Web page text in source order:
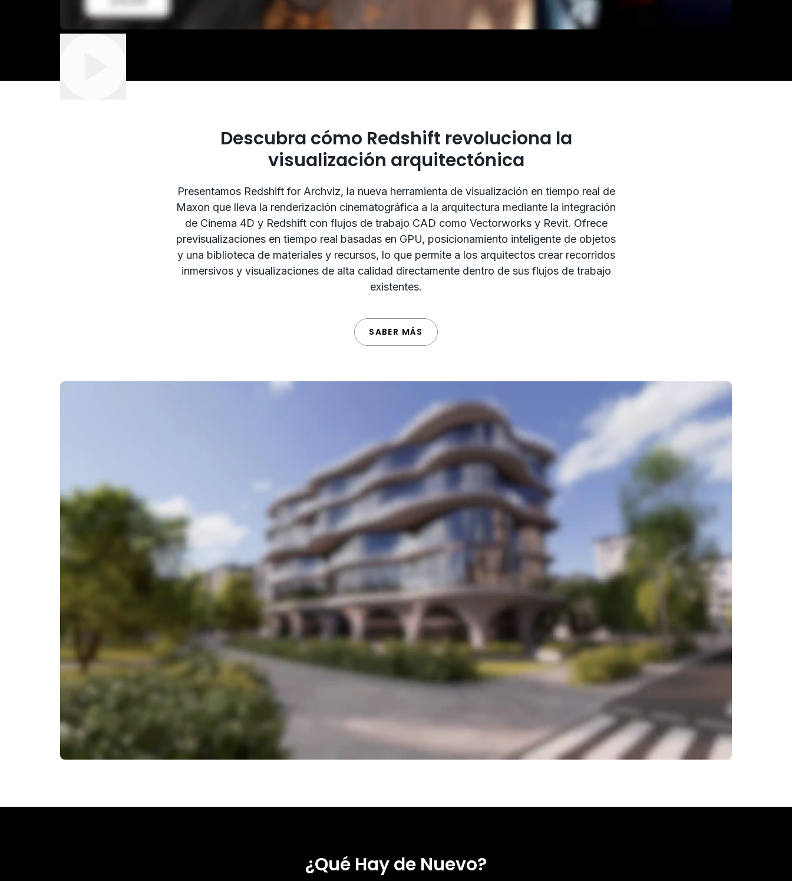
Descubra cómo Redshift revoluciona la
visualización arquitectónica
Presentamos Redshift for Archviz, la nueva herramienta de visualización en tiempo real de
Maxon que lleva la renderización cinematográfica a la arquitectura mediante la integración
de Cinema 4D y Redshift con flujos de trabajo CAD como Vectorworks y Revit. Ofrece
previsualizaciones en tiempo real basadas en GPU, posicionamiento inteligente de objetos
y una biblioteca de materiales y recursos, lo que permite a los arquitectos crear recorridos
inmersivos y visualizaciones de alta calidad directamente dentro de sus flujos de trabajo
existentes.
SABER MÁS
¿Qué Hay de Nuevo?